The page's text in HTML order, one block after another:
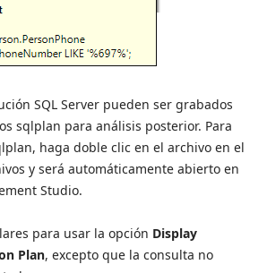
SQL Server pueden ser grabados
sqlplan para análisis posterior. Para
haga doble clic en el archivo en el
y será automáticamente abierto en
Studio.
para usar la opción Display
Plan, excepto que la consulta no